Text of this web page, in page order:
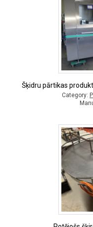
Šķidru pārtikas
Category: